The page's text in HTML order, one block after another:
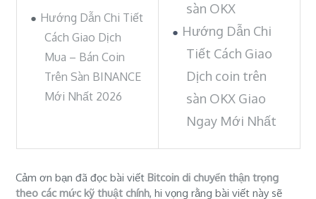
Hướng Dẫn Chi Tiết
Cách Giao Dịch
Mua – Bán Coin
Trên Sàn BINANCE
Mới Nhất 2026
sàn OKX
Hướng Dẫn Chi
Tiết Cách Giao
Dịch coin trên
sàn OKX Giao
Ngay Mới Nhất
Cảm ơn bạn đã đọc bài viếtBitcoin di chuyển thận trọng
theo các mức kỹ thuật chính, hi vọng rằng bài viết này sẽ